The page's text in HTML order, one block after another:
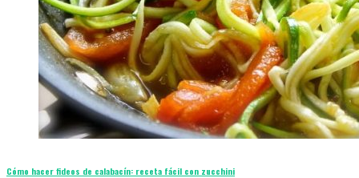
Cómo hacer fideos de calabacín: receta fácil con zucchini